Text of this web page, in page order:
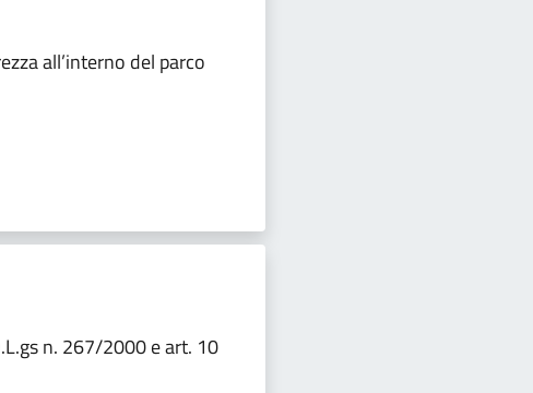
all’interno del parco
n. 267/2000 e art. 10